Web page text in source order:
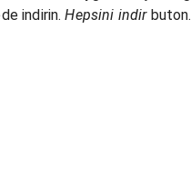
indirin. Hepsini indirbuton.